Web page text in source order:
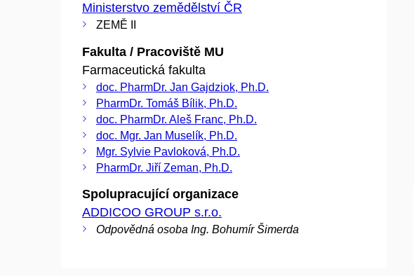
Ministerstvo zemědělství ČR
ZEMĚ II
Fakulta / Pracoviště MU
Farmaceutická fakulta
doc. PharmDr. Jan Gajdziok, Ph.D.
PharmDr. Tomáš Bílik, Ph.D.
doc. PharmDr. Aleš Franc, Ph.D.
doc. Mgr. Jan Muselík, Ph.D.
Mgr. Sylvie Pavloková, Ph.D.
PharmDr. Jiří Zeman, Ph.D.
Spolupracující organizace
ADDICOO GROUP s.r.o.
Odpovědná osoba Ing. Bohumír Šimerda